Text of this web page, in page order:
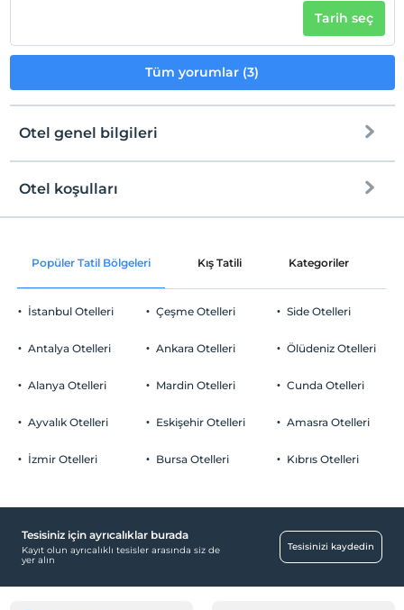
Her bir oda için 4 yaşına kadar 1 çocuk ücretsizdir
Tarih seç
Tüm yorumlar (3)
Otel genel bilgileri
Ortak alanlar ve tüm odalar
Otopark
Ücretli Halka Açık Otopark
Ulaşım
Otel koşulları
Check/in
Check/out
En geç saat 10:30 ve öncesi
Evcil Hayvan
Tesisimizde sadece 18 ile 85 yaşları arasındaki misafirler kabul
Çocuklar
Popüler Tatil Bölgeleri Kış Tatili Kategoriler
İstanbul Otelleri
Antalya Otelleri
Alanya Otelleri
Ayvalık Otelleri
İzmir Otelleri
Çeşme Otelleri
Ankara Otelleri
Mardin Otelleri
Eskişehir Otelleri
Bursa Otelleri
Side Otelleri
Ölüdeniz Otelleri
Cunda Otelleri
Amasra Otelleri
Kıbrıs Otelleri
Tesisiniz için ayrıcalıklar burada
Kayıt olun ayrıcalıklı tesisler arasında siz de
yer alın
Tesisinizi kaydedin